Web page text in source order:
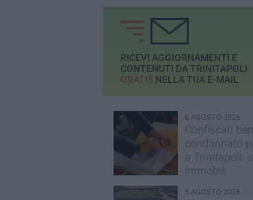
RICEVI AGGIORNAMENTI E
CONTENUTI DA TRINITAPOLI
GRATISNELLA TUA E-MAIL
6 AGOSTO 2026
Confiscati
condannato
a Trinitapoli:
immobili
5 AGOSTO 2026